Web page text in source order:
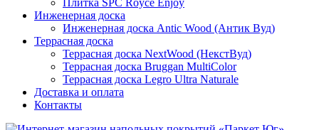
Плитка SPC Royce Enjoy
Инженерная доска
Инженерная доска Antic Wood (Антик Вуд)
Террасная доска
Террасная доска NextWood (НекстВуд)
Террасная доска Bruggan MultiColor
Террасная доска Legro Ultra Naturale
Доставка и оплата
Контакты